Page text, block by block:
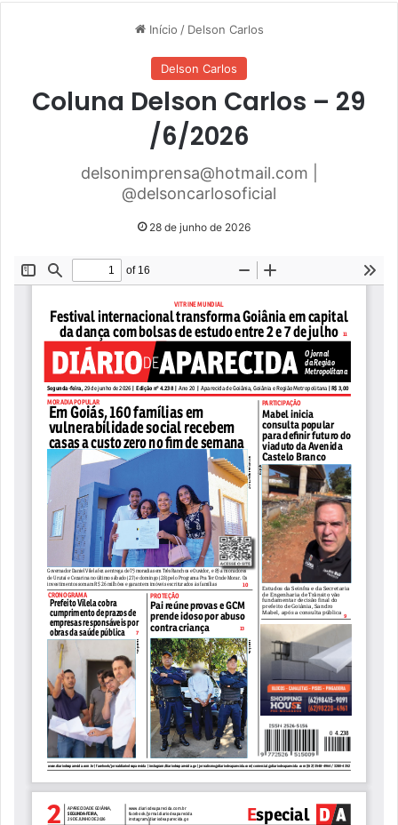
Início / Delson Carlos
Delson Carlos
Coluna Delson Carlos – 29
/6/2026
delsonimprensa@hotmail.com |
@delsoncarlosoficial
28 de junho de 2026